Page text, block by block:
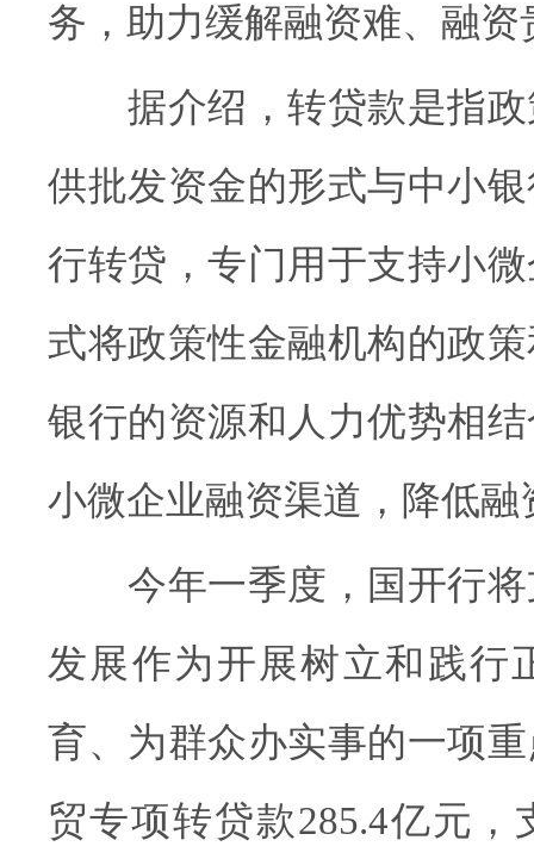
务，助力缓解融资难、融资
据介绍，转贷款是指政
供批发资金的形式与中小
行转贷，专门用于支持小
式将政策性金融机构的政
银行的资源和人力优势相
小微企业融资渠道，降低融
今年一季度，国开行将
发展作为开展树立和践行
育、为群众办实事的一项
贸专项转贷款285.4亿元